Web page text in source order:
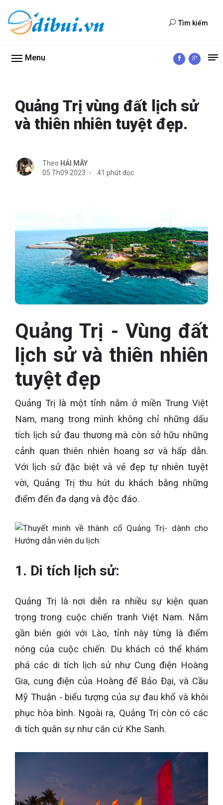
Tìm kiếm
Menu
Quảng Trị vùng đất lịch sử
và thiên nhiên tuyệt đẹp.
Theo HẢI MÂY
05 Th09 2023
41 phút đọc
Quảng Trị - Vùng đất
lịch sử và thiên nhiên
tuyệt đẹp
Quảng Trị là một tỉnh nằm ở miền Trung Việt
Nam, mang trong mình không chỉ những dấu
tích lịch sử đau thương mà còn sở hữu những
cảnh quan thiên nhiên hoang sơ và hấp dẫn.
Với lịch sử đặc biệt và vẻ đẹp tự nhiên tuyệt
vời, Quảng Trị thu hút du khách bằng những
điểm đến đa dạng và độc đáo.
1. Di tích lịch sử:
Quảng Trị là nơi diễn ra nhiều sự kiện quan
trọng trong cuộc chiến tranh Việt Nam. Nằm
gần biên giới với Lào, tỉnh này từng là điểm
nóng của cuộc chiến. Du khách có thể khám
phá các di tích lịch sử như Cung điện Hoàng
Gia, cung điện của Hoàng đế Bảo Đại, và Cầu
Mỹ Thuận - biểu tượng của sự đau khổ và khôi
phục hòa bình. Ngoài ra, Quảng Trị còn có các
di tích quân sự như căn cứ Khe Sanh.